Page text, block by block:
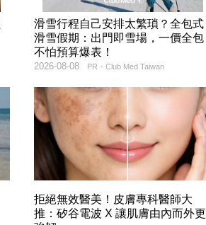
滑雪行程自己安排太繁瑣？全包式
滑雪假期：出門即雪場，一價全包
不怕預算爆表！
PR・Club Med Taiwan
2026-08-08
拒絕無效醫美！皮膚專科醫師大
推：矽谷電波 X 讓肌膚由內而外更